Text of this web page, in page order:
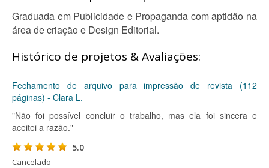
Graduada em Publicidade e Propaganda com aptidão na
área de criação e Design Editorial.
Histórico de projetos & Avaliações:
Fechamento de arquivo para impressão de revista (112
páginas) - Clara L.
"Não foi possível concluir o trabalho, mas ela foi sincera e
aceitei a razão."
5.0
Cancelado